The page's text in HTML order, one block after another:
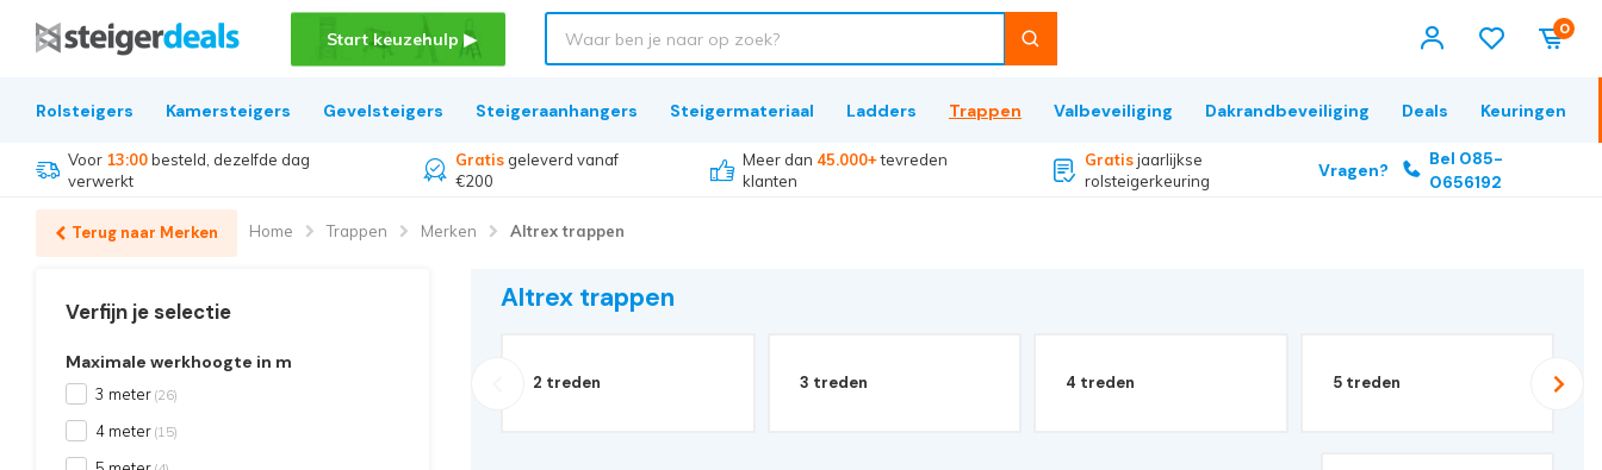
Start keuzehulp ▶ 0
Rolsteigers Kamersteigers Gevelsteigers Steigeraanhangers Steigermateriaal Ladders Trappen Valbeveiliging Dakrandbeveiliging Deals Keuringen
Voor 13:00besteld, dezelfde dag
verwerkt
Gratis geleverd vanaf
€200
Meer dan 45.000+tevreden
klanten
Gratisjaarlijkse
rolsteigerkeuring
Vragen?
Bel 085-
0656192
Terug naar Merken Home Trappen Merken Altrex trappen
Verfijn je selectie
Maximale werkhoogte in m
3 meter (26)
4 meter (15)
Altrex trappen
2 treden 3 treden 4 treden 5 treden